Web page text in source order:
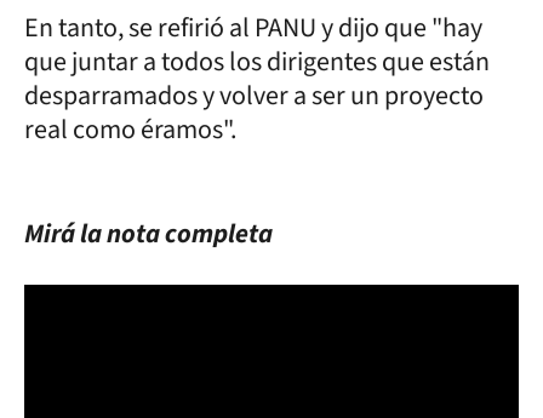
En tanto, se refirió al PANU y dijo que "hay
que juntar a todos los dirigentes que están
desparramados y volver a ser un proyecto
real como éramos".
Mirá la nota completa